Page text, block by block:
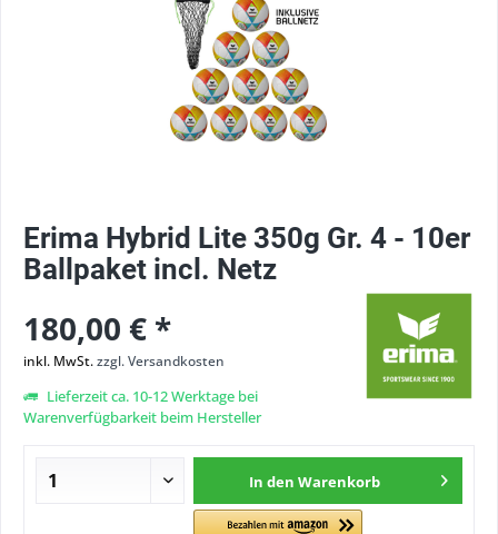
Erima Hybrid Lite 350g Gr. 4 - 10er
Ballpaket incl. Netz
180,00 € *
inkl. MwSt.zzgl. Versandkosten
Lieferzeit ca. 10-12 Werktage bei
Warenverfügbarkeit beim Hersteller
In den Warenkorb